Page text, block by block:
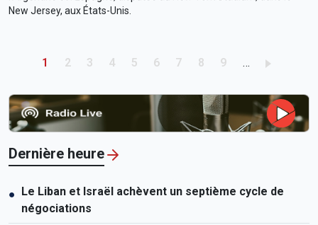
New Jersey, aux États-Unis.
Pagination
Trang hiện thời
1 Trang
2 Trang
3 Trang
4 Trang
5 Trang
6 Trang
7 Trang
8 Trang
9 …
Dernière heure
●
Le Liban et Israël achèvent un septième cycle de
négociations